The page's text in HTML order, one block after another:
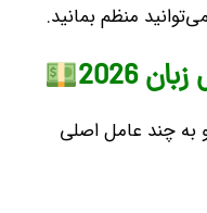
منظم بمانید.
2026
چند عامل اصلی